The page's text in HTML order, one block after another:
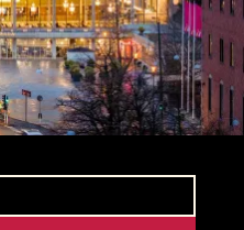
och biljettsläpp.